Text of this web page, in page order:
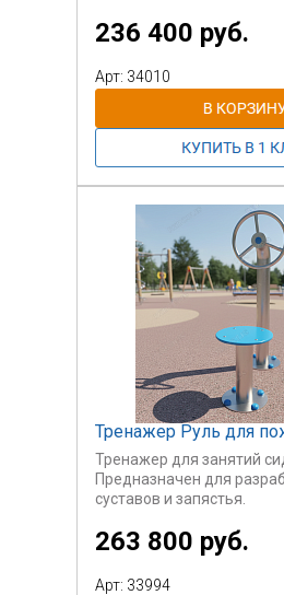
людей. Занятия на
способствуют ускорению
кровообращения в
тела и интенсивному
236 400 руб.
Арт: 34010
Тренажер Руль для
Тренажер для занятий
Предназначен для
суставов и запястья.
263 800 руб.
Арт: 33994